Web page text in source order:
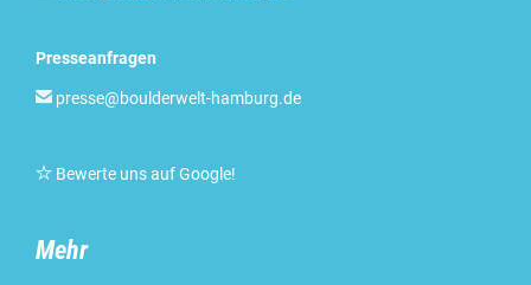
Presseanfragen
 presse@boulderwelt-hamburg.de
 Bewerte uns auf Google!
Mehr